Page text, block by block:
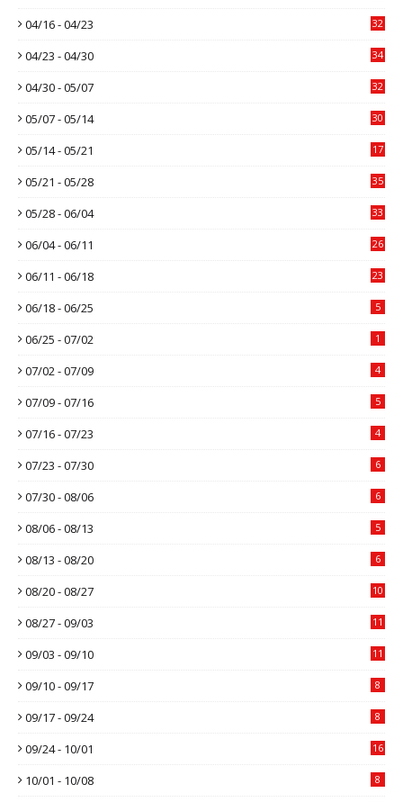
04/16 - 04/23 32
04/23 - 04/30 34
04/30 - 05/07 32
05/07 - 05/14 30
05/14 - 05/21 17
05/21 - 05/28 35
05/28 - 06/04 33
06/04 - 06/11 26
06/11 - 06/18 23
06/18 - 06/25 5
06/25 - 07/02 1
07/02 - 07/09 4
07/09 - 07/16 5
07/16 - 07/23 4
07/23 - 07/30 6
07/30 - 08/06 6
08/06 - 08/13 5
08/13 - 08/20 6
08/20 - 08/27 10
08/27 - 09/03 11
09/03 - 09/10 11
09/10 - 09/17 8
09/17 - 09/24 8
09/24 - 10/01 16
10/01 - 10/08 8